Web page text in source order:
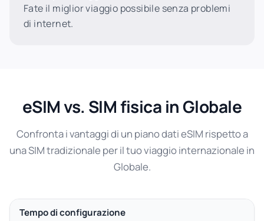
Fate il miglior viaggio possibile senza problemi
di internet.
eSIM vs. SIM fisica in Globale
Confronta i vantaggi di un piano dati eSIM rispetto a
una SIM tradizionale per il tuo viaggio internazionale in
Globale.
Tempo di configurazione